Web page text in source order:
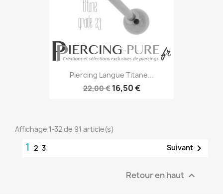
Piercing Langue Titane...
22,00 € 16,50 €
Affichage 1-32 de 91 article(s)
1 2 3 Suivant 
Retour en haut 